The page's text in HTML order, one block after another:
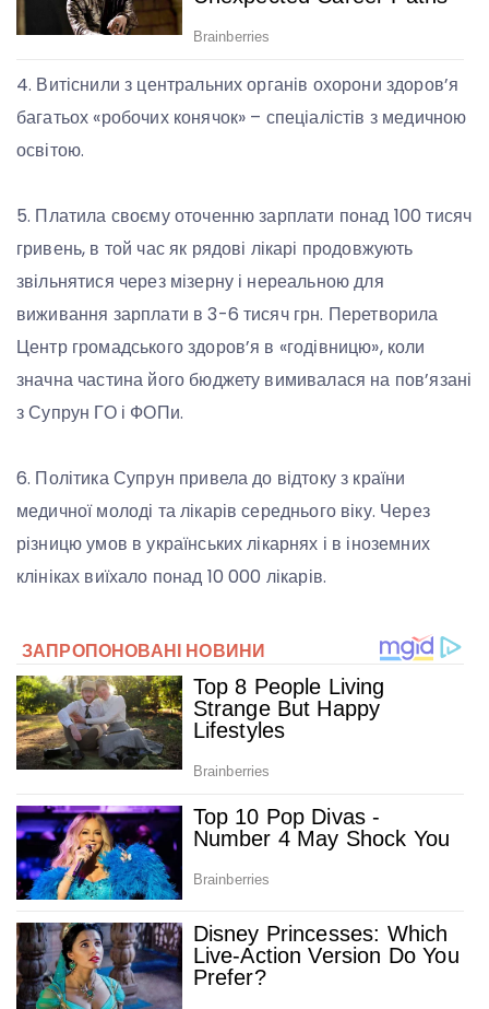
4. Витіснили з центральних органів охорони здоров’я
багатьох «робочих конячок» – спеціалістів з медичною
освітою.
5. Платила своєму оточенню зарплати понад 100 тисяч
гривень, в той час як рядові лікарі продовжують
звільнятися через мізерну і нереальною для
виживання зарплати в 3-6 тисяч грн. Перетворила
Центр громадського здоров’я в «годівницю», коли
значна частина його бюджету вимивалася на пов’язані
з Супрун ГО і ФОПи.
6. Політика Супрун привела до відтоку з країни
медичної молоді та лікарів середнього віку. Через
різницю умов в українських лікарнях і в іноземних
клініках виїхало понад 10 000 лікарів.